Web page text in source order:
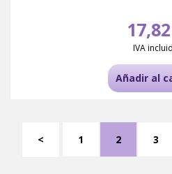
IVA
Añadir al
< 1 2 3